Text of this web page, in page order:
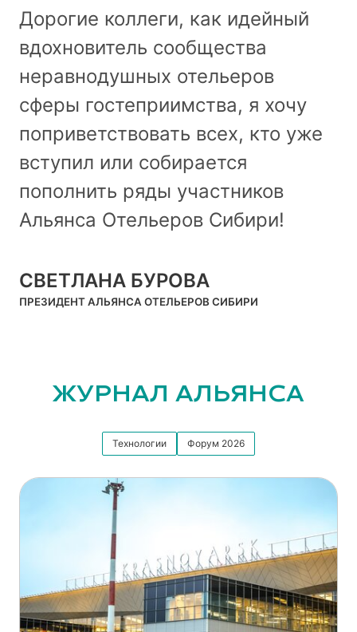
Дорогие коллеги, как идейный
вдохновитель сообщества
неравнодушных отельеров
сферы гостеприимства, я хочу
поприветствовать всех, кто уже
вступил или собирается
пополнить ряды участников
Альянса Отельеров Сибири!
СВЕТЛАНА БУРОВА
ПРЕЗИДЕНТ АЛЬЯНСА ОТЕЛЬЕРОВ СИБИРИ
ЖУРНАЛ АЛЬЯНСА
Технологии Форум 2026